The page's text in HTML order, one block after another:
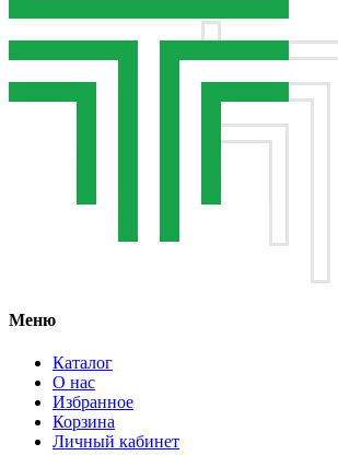
Меню
Каталог
О нас
Избранное
Корзина
Личный кабинет